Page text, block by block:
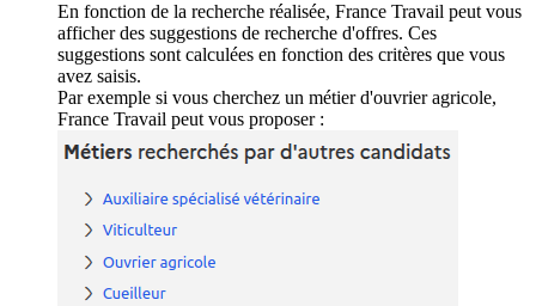
En fonction de la recherche réalisée, France Travail peut vous
afficher des suggestions de recherche d'offres. Ces
suggestions sont calculées en fonction des critères que vous
avez saisis.
Par exemple si vous cherchez un métier d'ouvrier agricole,
France Travail peut vous proposer :